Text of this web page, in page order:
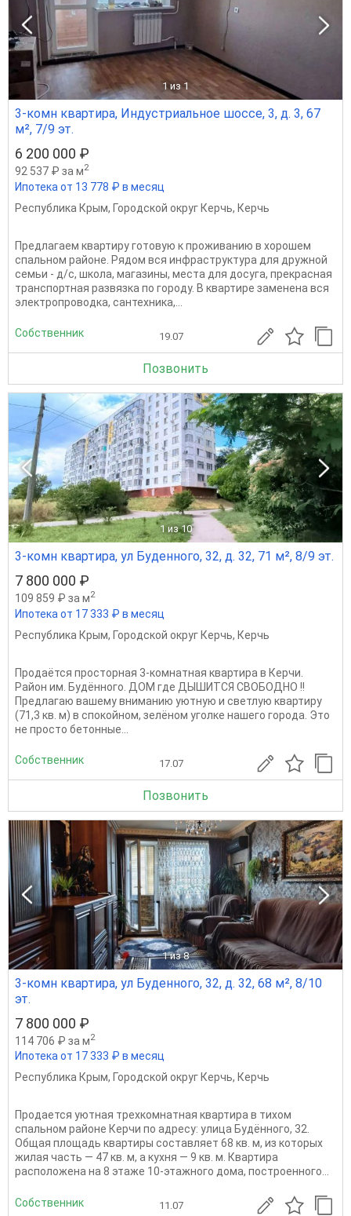
1 из 1
3-комн квартира, Индустриальное шоссе, 3, д. 3, 67
м², 7/9 эт.
6 200 000 ₽
92 537 ₽ за м2
Ипотека от 13 778 ₽ в месяц
Республика Крым, Городской округ Керчь, Керчь
Предлагаем квартиру готовую к проживанию в хорошем
спальном районе. Рядом вся инфраструктура для дружной
семьи - д/с, школа, магазины, места для досуга, прекрасная
транспортная развязка по городу. В квартире заменена вся
электропроводка, сантехника,...
Собственник 19.07
Позвонить
1 из 10
3-комн квартира, ул Буденного, 32, д. 32, 71 м², 8/9 эт.
7 800 000 ₽
109 859 ₽ за м2
Ипотека от 17 333 ₽ в месяц
Республика Крым, Городской округ Керчь, Керчь
Продаётся просторная 3-комнатная квартира в Керчи.
Район им. Будённого. ДОМ где ДЫШИТСЯ СВОБОДНО !!
Предлагаю вашему вниманию уютную и светлую квартиру
(71,3 кв. м) в спокойном, зелёном уголке нашего города. Это
не просто бетонные...
Собственник 17.07
Позвонить
1 из 8
3-комн квартира, ул Буденного, 32, д. 32, 68 м², 8/10
эт.
7 800 000 ₽
114 706 ₽ за м2
Ипотека от 17 333 ₽ в месяц
Республика Крым, Городской округ Керчь, Керчь
Продается уютная трехкомнатная квартира в тихом
спальном районе Керчи по адресу: улица Будённого, 32.
Общая площадь квартиры составляет 68 кв. м, из которых
жилая часть — 47 кв. м, а кухня — 9 кв. м. Квартира
расположена на 8 этаже 10-этажного дома, построенного...
Собственник 11.07